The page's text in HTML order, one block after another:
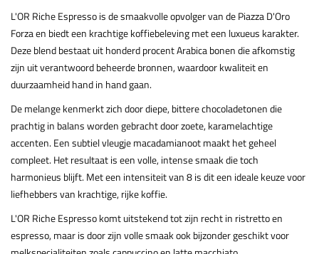
L'OR Riche Espresso is de smaakvolle opvolger van de Piazza D'Oro
Forza en biedt een krachtige koffiebeleving met een luxueus karakter.
Deze blend bestaat uit honderd procent Arabica bonen die afkomstig
zijn uit verantwoord beheerde bronnen, waardoor kwaliteit en
duurzaamheid hand in hand gaan.
De melange kenmerkt zich door diepe, bittere chocoladetonen die
prachtig in balans worden gebracht door zoete, karamelachtige
accenten. Een subtiel vleugje macadamianoot maakt het geheel
compleet. Het resultaat is een volle, intense smaak die toch
harmonieus blijft. Met een intensiteit van 8 is dit een ideale keuze voor
liefhebbers van krachtige, rijke koffie.
L'OR Riche Espresso komt uitstekend tot zijn recht in ristretto en
espresso, maar is door zijn volle smaak ook bijzonder geschikt voor